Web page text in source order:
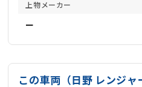
上物メーカー
ー
この車両（日野 レンジャ